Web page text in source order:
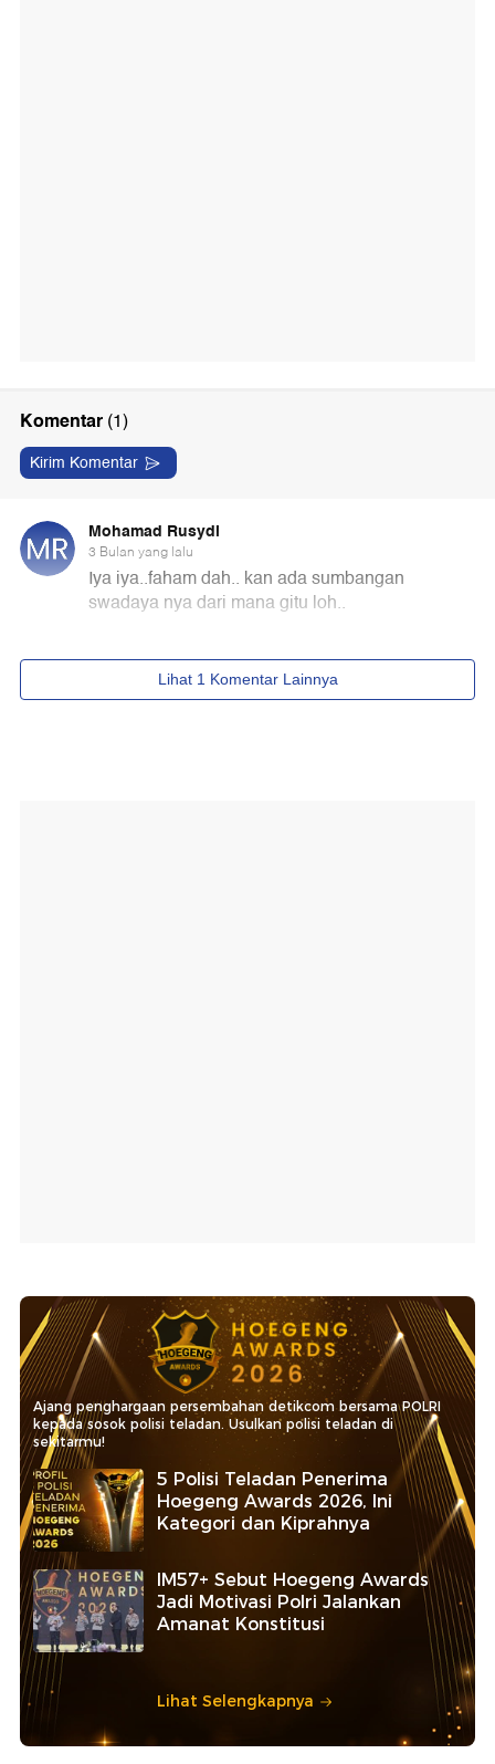
Ajang penghargaan persembahan detikcom bersama POLRI
kepada sosok polisi teladan. Usulkan polisi teladan di
sekitarmu!
5 Polisi Teladan Penerima
Hoegeng Awards 2026, Ini
Kategori dan Kiprahnya
IM57+ Sebut Hoegeng Awards
Jadi Motivasi Polri Jalankan
Amanat Konstitusi
Lihat Selengkapnya